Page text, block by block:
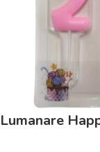
Lumanare